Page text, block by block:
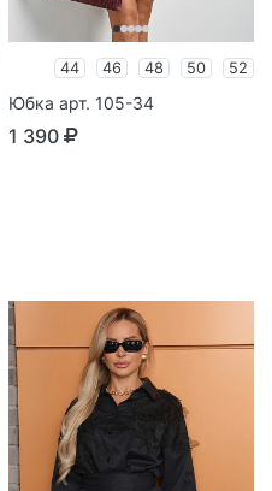
44 46 48 50 52
Юбка арт. 105-34
1 390